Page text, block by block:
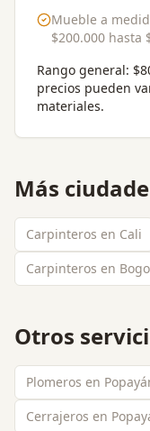
Mueble a
$200.000 hasta
Rango general:
precios pueden
materiales.
Más
Carpinteros en Cali
Carpinteros en
Otros
Plomeros en
Cerrajeros en